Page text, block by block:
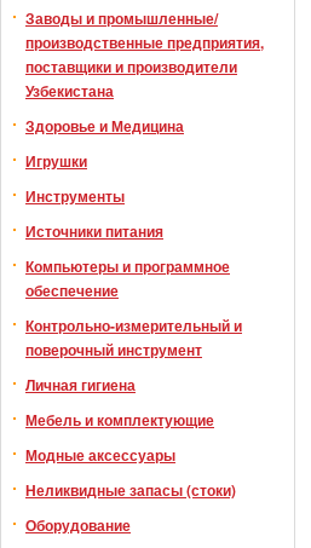
Заводы и промышленные/
производственные предприятия,
поставщики и производители
Узбекистана
Здоровье и Медицина
Игрушки
Инструменты
Источники питания
Компьютеры и программное
обеспечение
Контрольно-измерительный и
поверочный инструмент
Личная гигиена
Мебель и комплектующие
Модные аксессуары
Неликвидные запасы (стоки)
Оборудование